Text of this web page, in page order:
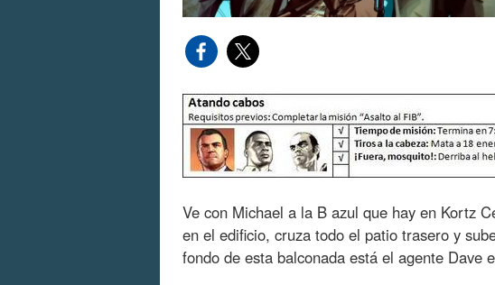
Ve con Michael a la B azul que hay en Kortz
en el edificio, cruza todo el patio trasero y
fondo de esta balconada está el agente Dave